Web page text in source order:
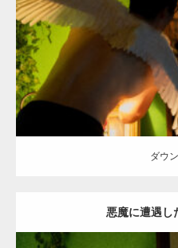
Category: ハロウィンのマッチ
SOSUKE
ダウンロード
ダウ
悪魔に遭遇し